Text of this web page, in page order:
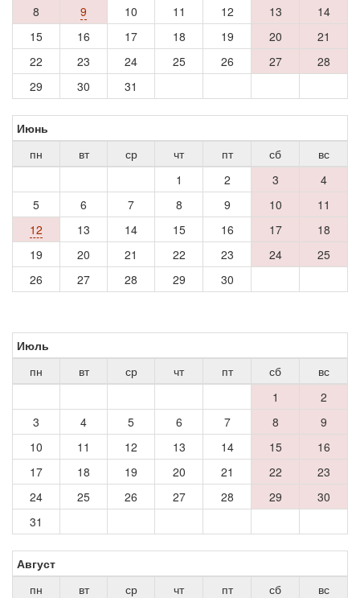
8
9 10 11 12 13
14
15
16 17 18 19 20
21
22
23 24 25 26 27
28
29
30 31
Июнь
пн
вт ср чт пт сб
вс
1
2 3
4
5
6 7 8 9 10
11
12
13 14 15 16 17
18
19
20 21 22 23 24
25
26
27 28 29 30
Июль
пн
вт ср чт пт сб
вс
1
2
3
4 5 6 7 8
9
10
11 12 13 14 15
16
17
18 19 20 21 22
23
24
25 26 27 28 29
30
31
Август
пн
вт ср чт пт сб
вс